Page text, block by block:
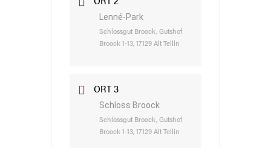
Lenné-Park
Schlossgut Broock, Gutshof
Broock 1-13, 17129 Alt Tellin
ORT 3
Schloss Broock
Schlossgut Broock, Gutshof
Broock 1-13, 17129 Alt Tellin